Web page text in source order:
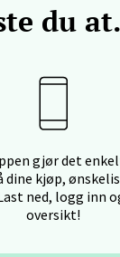
du
gjør det
dine kjøp,
ned, logg inn
oversikt!